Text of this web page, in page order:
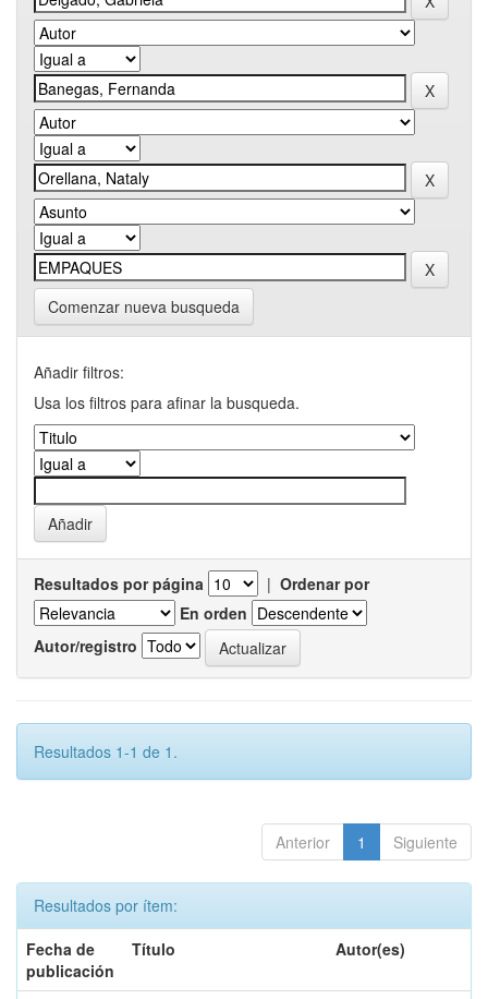
Comenzar nueva busqueda
Añadir filtros:
Usa los filtros para afinar la busqueda.
Resultados por página | Ordenar por
En orden
Autor/registro
Resultados 1-1 de 1.
Anterior 1 Siguiente
Resultados por ítem:
Fecha de
publicación
Título Autor(es)